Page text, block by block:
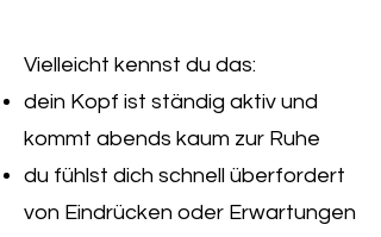
Vielleicht kennst du das:
dein Kopf ist ständig aktiv und
kommt abends kaum zur Ruhe
du fühlst dich schnell überfordert
von Eindrücken oder Erwartungen